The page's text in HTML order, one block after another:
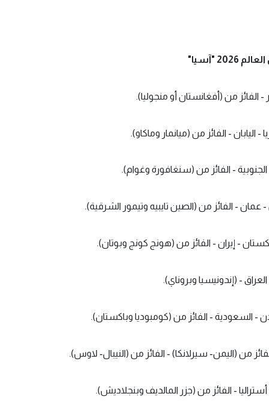
"آسيا"
الفائز من (أفغانستان أو منجوليا).
اليابان - الفائز من (ميانمار وماكاو).
الجنوبية - الفائز من (سنغافورة وغوام).
- عمان - الفائز من (الصين تايبيه وتيمور الشرقية).
- إيران - الفائز من (هونج كونج وبوتان).
- (إندونيسيا وبروناي).
- السعودية - الفائز من (كومبوديا وباكستان).
من (اليمن- سيرلانكا) - الفائز من (النيبال- لاوس).
- الفائز من (جزر المالديف وبنجلاديش).